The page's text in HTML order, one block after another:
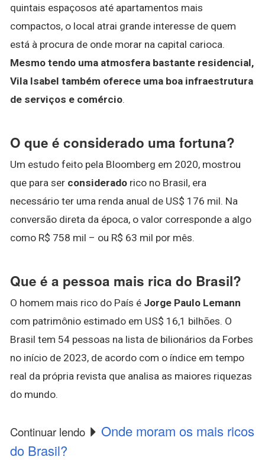
quintais espaçosos até apartamentos mais
compactos, o local atrai grande interesse de quem
está à procura de onde morar na capital carioca.
Mesmo tendo uma atmosfera bastante residencial,
Vila Isabel também oferece uma boa infraestrutura
de serviços e comércio.
O que é considerado uma fortuna?
Um estudo feito pela Bloomberg em 2020, mostrou
que para ser considerado rico no Brasil, era
necessário ter uma renda anual de US$ 176 mil. Na
conversão direta da época, o valor corresponde a algo
como R$ 758 mil – ou R$ 63 mil por mês.
Que é a pessoa mais rica do Brasil?
O homem mais rico do País é Jorge Paulo Lemann
com patrimônio estimado em US$ 16,1 bilhões. O
Brasil tem 54 pessoas na lista de bilionários da Forbes
no início de 2023, de acordo com o índice em tempo
real da própria revista que analisa as maiores riquezas
do mundo.
Continuar lendo
Onde moram os mais ricos
do Brasil?